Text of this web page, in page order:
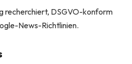
recherchiert, DSGVO-konform
News-Richtlinien.